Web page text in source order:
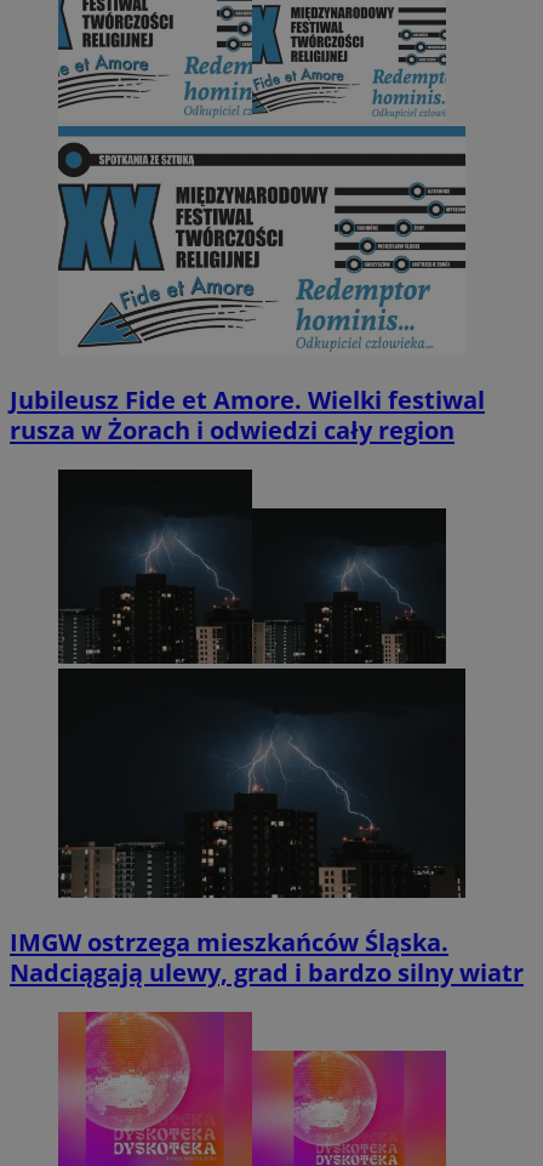
Jubileusz Fide et Amore. Wielki festiwal
rusza w Żorach i odwiedzi cały region
IMGW ostrzega mieszkańców Śląska.
Nadciągają ulewy, grad i bardzo silny wiatr